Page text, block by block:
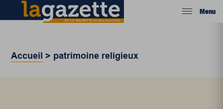
Menu
Accueil > patrimoine religieux